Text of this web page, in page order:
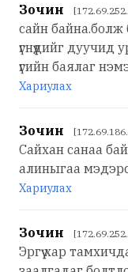
Зочин
сайн
үгнүүдийг дуучид
үгийн баялаг
Хариулах
Зочин
Сайхан санаа
алиныгаа
Хариулах
Зочин
Эргүү хар